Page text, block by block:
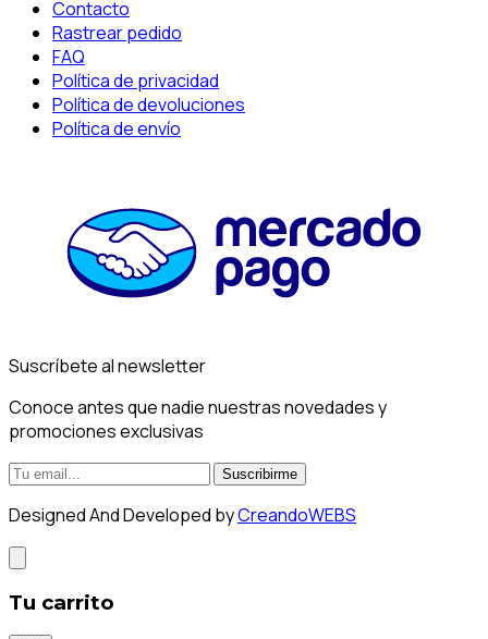
Contacto
Rastrear pedido
FAQ
Política de privacidad
Política de devoluciones
Política de envío
Suscríbete al newsletter
Conoce antes que nadie nuestras novedades y
promociones exclusivas
Suscribirme
Designed And Developed byCreandoWEBS
Tu carrito